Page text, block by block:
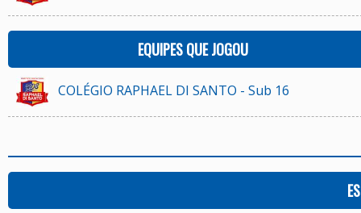
EQUIPES QUE JOGOU
COLÉGIO RAPHAEL DI SANTO - Sub 16